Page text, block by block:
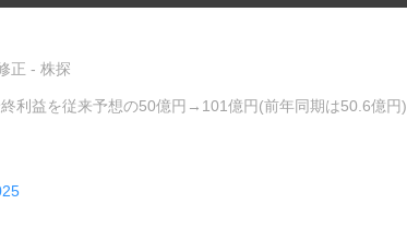
正 - 株探
利益を従来予想の50億円→101億円(前年同期は50.6億円)